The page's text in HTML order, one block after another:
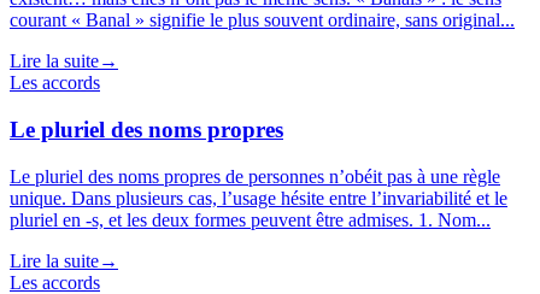
courant « Banal » signifie le plus souvent ordinaire, sans original...
Lire la suite→
Les accords
Le pluriel des noms propres
Le pluriel des noms propres de personnes n’obéit pas à une règle
unique. Dans plusieurs cas, l’usage hésite entre l’invariabilité et le
pluriel en -s, et les deux formes peuvent être admises. 1. Nom...
Lire la suite→
Les accords